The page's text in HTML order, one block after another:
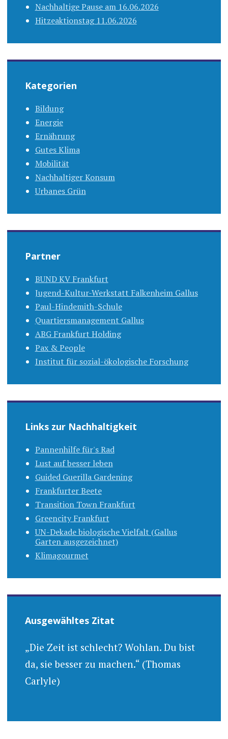
Nachhaltige Pause am 16.06.2026
Hitzeaktionstag 11.06.2026
Kategorien
Bildung
Energie
Ernährung
Gutes Klima
Mobilität
Nachhaltiger Konsum
Urbanes Grün
Partner
BUND KV Frankfurt
Jugend-Kultur-Werkstatt Falkenheim Gallus
Paul-Hindemith-Schule
Quartiersmanagement Gallus
ABG Frankfurt Holding
Pax & People
Institut für sozial-ökologische Forschung
Links zur Nachhaltigkeit
Pannenhilfe für's Rad
Lust auf besser leben
Guided Guerilla Gardening
Frankfurter Beete
Transition Town Frankfurt
Greencity Frankfurt
UN-Dekade biologische Vielfalt (Gallus
Garten ausgezeichnet)
Klimagourmet
Ausgewähltes Zitat
„Die Zeit ist schlecht? Wohlan. Du bist
da, sie besser zu machen.“ (Thomas
Carlyle)